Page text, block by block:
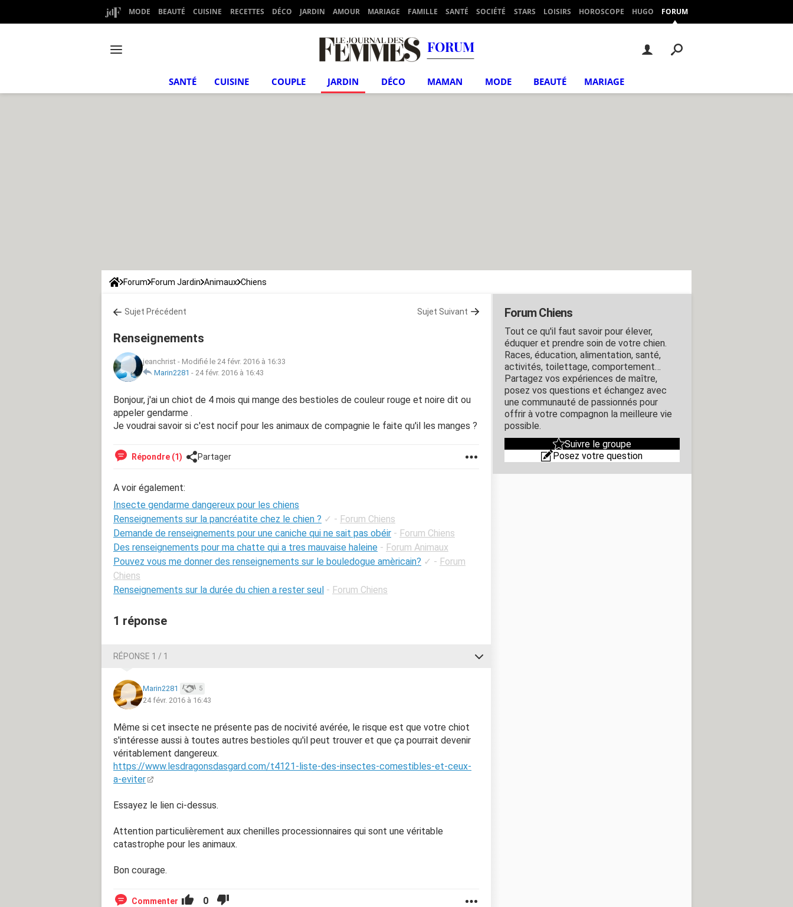
MODE BEAUTÉ CUISINE RECETTES DÉCO JARDIN AMOUR MARIAGE FAMILLE SANTÉ SOCIÉTÉ STARS LOISIRS HOROSCOPE HUGO FORUM
FORUM
SANTÉ CUISINE COUPLE JARDIN DÉCO MAMAN MODE BEAUTÉ MARIAGE
Forum Forum Jardin Animaux Chiens
Sujet Précédent Sujet Suivant
Renseignements
jeanchrist - Modifié le 24 févr. 2016 à 16:33
Marin2281 - 24 févr. 2016 à 16:43
Bonjour, j'ai un chiot de 4 mois qui mange des bestioles de couleur rouge et noire dit ou
appeler gendarme .
Je voudrai savoir si c'est nocif pour les animaux de compagnie le faite qu'il les manges ?
Répondre (1) Partager
A voir également:
Insecte gendarme dangereux pour les chiens
Renseignements sur la pancréatite chez le chien ? ✓ - Forum Chiens
Demande de renseignements pour une caniche qui ne sait pas obéir - Forum Chiens
Des renseignements pour ma chatte qui a tres mauvaise haleine - Forum Animaux
Pouvez vous me donner des renseignements sur le bouledogue amèricain? ✓ - Forum
Chiens
Renseignements sur la durée du chien a rester seul - Forum Chiens
1 réponse
RÉPONSE 1 / 1
Marin2281 5
24 févr. 2016 à 16:43
Même si cet insecte ne présente pas de nocivité avérée, le risque est que votre chiot
s'intéresse aussi à toutes autres bestioles qu'il peut trouver et que ça pourrait devenir
véritablement dangereux.
https://www.lesdragonsdasgard.com/t4121-liste-des-insectes-comestibles-et-ceux-
a-eviter
Essayez le lien ci-dessus.
Attention particulièrement aux chenilles processionnaires qui sont une véritable
catastrophe pour les animaux.
Bon courage.
Commenter 0
Forum Chiens
Tout ce qu'il faut savoir pour élever,
éduquer et prendre soin de votre chien.
Races, éducation, alimentation, santé,
activités, toilettage, comportement…
Partagez vos expériences de maître,
posez vos questions et échangez avec
une communauté de passionnés pour
offrir à votre compagnon la meilleure vie
possible.
Suivre le groupe
Posez votre question